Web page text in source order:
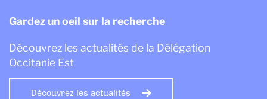
Gardez un oeil sur la recherche
Découvrez les actualités de la Délégation
Occitanie Est
Découvrez les actualités